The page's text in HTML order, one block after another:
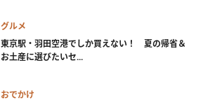
グルメ
東京駅・羽田空港でしか買えない！ 夏の帰省＆
お土産に選びたいセ...
おでかけ